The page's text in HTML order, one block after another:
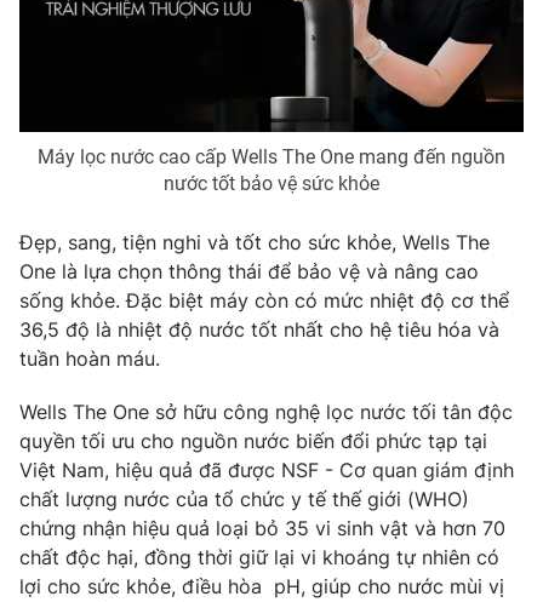
Máy lọc nước cao cấp Wells The One mang đến nguồn
nước tốt bảo vệ sức khỏe
Đẹp, sang, tiện nghi và tốt cho sức khỏe, Wells The
One là lựa chọn thông thái để bảo vệ và nâng cao
sống khỏe. Đặc biệt máy còn có mức nhiệt độ cơ thể
36,5 độ là nhiệt độ nước tốt nhất cho hệ tiêu hóa và
tuần hoàn máu.
Wells The One sở hữu công nghệ lọc nước tối tân độc
quyền tối ưu cho nguồn nước biến đổi phức tạp tại
Việt Nam, hiệu quả đã được NSF - Cơ quan giám định
chất lượng nước của tổ chức y tế thế giới (WHO)
chứng nhận hiệu quả loại bỏ 35 vi sinh vật và hơn 70
chất độc hại, đồng thời giữ lại vi khoáng tự nhiên có
lợi cho sức khỏe, điều hòa pH, giúp cho nước mùi vị